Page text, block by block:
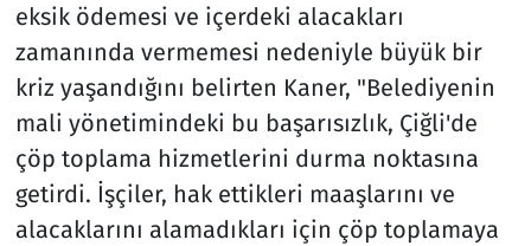
eksik ödemesi ve içerdeki alacakları
zamanında vermemesi nedeniyle büyük bir
kriz yaşandığını belirten Kaner, "Belediyenin
mali yönetimindeki bu başarısızlık, Çiğli'de
çöp toplama hizmetlerini durma noktasına
getirdi. İşçiler, hak ettikleri maaşlarını ve
alacaklarını alamadıkları için çöp toplamaya